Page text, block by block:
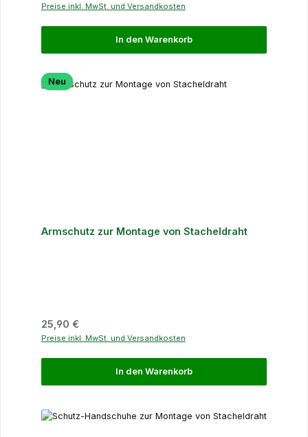
Preise inkl. MwSt. und Versandkosten
In den Warenkorb
Neu
Armschutz zur Montage von Stacheldraht
Regulärer Preis:
25,90 €
Preise inkl. MwSt. und Versandkosten
In den Warenkorb